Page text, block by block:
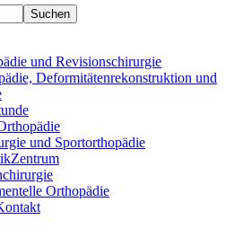
Suchen
und Revisionschirurgie
Deformitätenrekonstruktion und
und Sportorthopädie
Orthopädie